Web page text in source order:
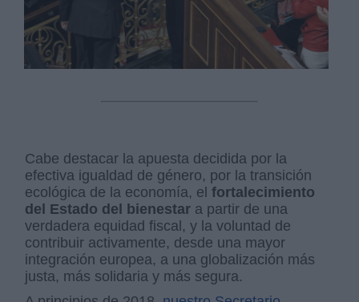
Cabe destacar la apuesta decidida por la
efectiva igualdad de género, por la transición
ecológica de la economía, elfortalecimiento
del Estado del bienestar a partir de una
verdadera equidad fiscal, y la voluntad de
contribuir activamente, desde una mayor
integración europea, a una globalización más
justa, más solidaria y más segura.